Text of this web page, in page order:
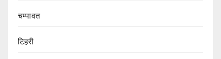
चम्पावत
टिहरी